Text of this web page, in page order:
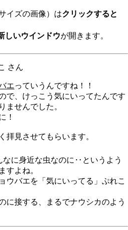
イズの画像）はクリックすると
しいウインドウが開きます。
さん
エっていうんですね！！
で、けっこう気にいってたんです
ませんでした。
！
見させてもらいます。
なに身近な虫なのに‥というよう
すよね。
ウバエを「気にいってる」ぷれこ
に接する、まるでナウシカのよう